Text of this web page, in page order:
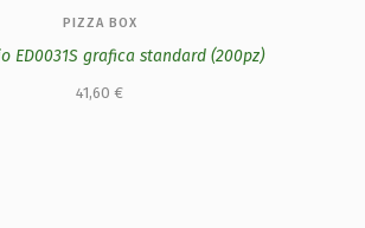
PIZZA BOX
ED0031S grafica standard (200pz)
41,60 €